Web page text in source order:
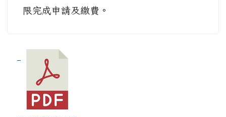
限完成申請及繳費。